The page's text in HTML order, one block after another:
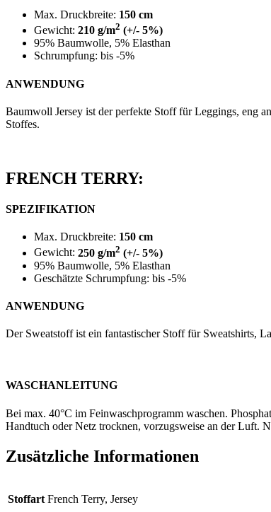
Max. Druckbreite: 150 cm
Gewicht: 210 g/m2 (+/- 5%)
95% Baumwolle, 5% Elasthan
Schrumpfung: bis -5%
ANWENDUNG
Baumwoll Jersey ist der perfekte Stoff für Leggings, eng
Stoffes.
FRENCH TERRY:
SPEZIFIKATION
Max. Druckbreite: 150 cm
Gewicht: 250 g/m2 (+/- 5%)
95% Baumwolle, 5% Elasthan
Geschätzte Schrumpfung: bis -5%
ANWENDUNG
Der Sweatstoff ist ein fantastischer Stoff für Sweatshirts,
WASCHANLEITUNG
Bei max. 40°C im Feinwaschprogramm waschen.
Handtuch oder Netz trocknen, vorzugsweise an der Luft.
Zusätzliche Informationen
Stoffart French Terry, Jersey